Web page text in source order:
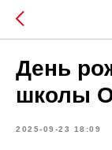
День
школы
2025-09-23 18:09